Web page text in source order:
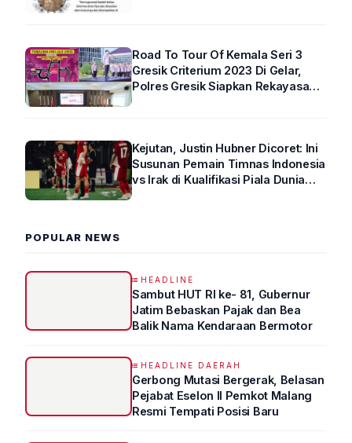
Road To Tour Of Kemala Seri 3
Gresik Criterium 2023 Di Gelar,
Polres Gresik Siapkan Rekayasa
Kejutan, Justin Hubner Dicoret: Ini
Susunan Pemain Timnas Indonesia
vs Irak di Kualifikasi Piala Dunia
POPULAR NEWS
HEADLINE
Sambut HUT RI ke- 81, Gubernur
Jatim Bebaskan Pajak dan Bea
Balik Nama Kendaraan Bermotor
HEADLINE DAERAH
Gerbong Mutasi Bergerak, Belasan
Pejabat Eselon II Pemkot Malang
Resmi Tempati Posisi Baru